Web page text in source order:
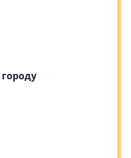
Сторожев и другие
девелопмента и